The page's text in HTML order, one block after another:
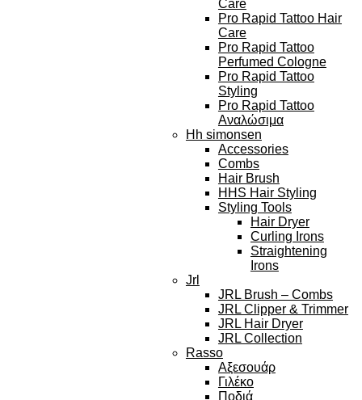
Care
Pro Rapid Tattoo Hair
Care
Pro Rapid Tattoo
Perfumed Cologne
Pro Rapid Tattoo
Styling
Pro Rapid Tattoo
Αναλώσιμα
Hh simonsen
Accessories
Combs
Hair Brush
HHS Hair Styling
Styling Tools
Hair Dryer
Curling Irons
Straightening
Irons
Jrl
JRL Brush – Combs
JRL Clipper & Trimmer
JRL Hair Dryer
JRL Collection
Rasso
Αξεσουάρ
Γιλέκο
Ποδιά